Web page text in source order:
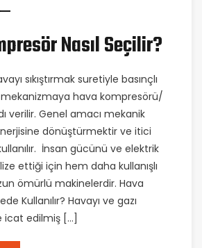
Nasıl Seçilir?
sıkıştırmak suretiyle basınçlı
hava kompresörü/
verilir. Genel amacı mekanik
dönüştürmektir ve itici
İnsan gücünü ve elektrik
ettiği için hem daha kullanışlı
ömürlü makinelerdir. Hava
Kullanılır? Havayı ve gazı
icat edilmiş […]